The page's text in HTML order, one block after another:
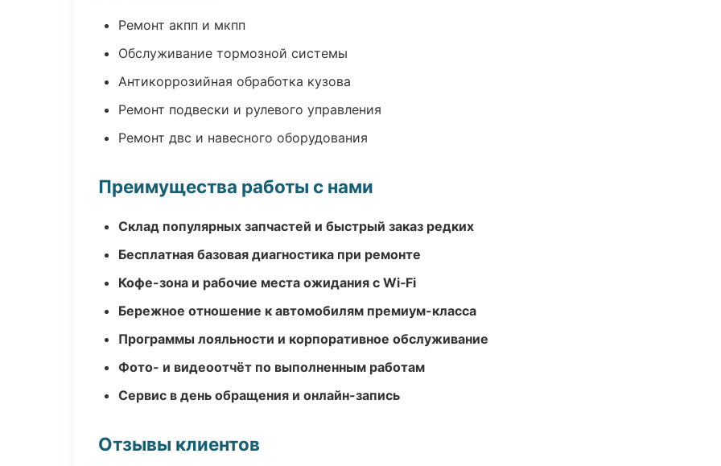
Ремонт акпп и мкпп
Обслуживание тормозной системы
Антикоррозийная обработка кузова
Ремонт подвески и рулевого управления
Ремонт двс и навесного оборудования
Преимущества работы с нами
Склад популярных запчастей и быстрый заказ редких
Бесплатная базовая диагностика при ремонте
Кофе-зона и рабочие места ожидания с Wi‑Fi
Бережное отношение к автомобилям премиум-класса
Программы лояльности и корпоративное обслуживание
Фото- и видеоотчёт по выполненным работам
Сервис в день обращения и онлайн-запись
Отзывы клиентов